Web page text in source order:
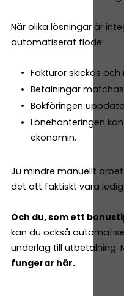
När olika lösningar är
automatiserat flöde:
Fakturor skickas
Betalningar
Bokföringen
Lönehanteringen
ekonomin.
Ju mindre manuellt
det att faktiskt vara
Och du, som ett
kan du också
underlag till utbetalning.
fungerar här.